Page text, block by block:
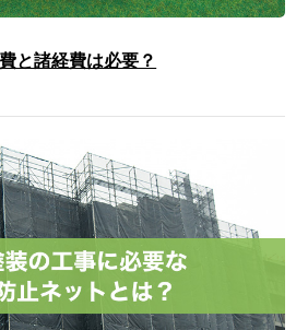
と諸経費は必要？